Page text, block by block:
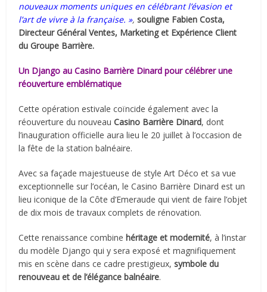
nouveaux moments uniques en célébrant l’évasion et
l’art de vivre à la française. », souligne Fabien Costa,
Directeur Général Ventes, Marketing et Expérience Client
du Groupe Barrière.
Un Django au Casino Barrière Dinard pour célébrer une
réouverture emblématique
Cette opération estivale coïncide également avec la
réouverture du nouveauCasino Barrière Dinard, dont
l’inauguration officielle aura lieu le 20 juillet à l’occasion de
la fête de la station balnéaire.
Avec sa façade majestueuse de style Art Déco et sa vue
exceptionnelle sur l’océan, le Casino Barrière Dinard est un
lieu iconique de la Côte d’Emeraude qui vient de faire l’objet
de dix mois de travaux complets de rénovation.
Cette renaissance combine héritage et modernité, à l’instar
du modèle Django qui y sera exposé et magnifiquement
mis en scène dans ce cadre prestigieux,symbole du
renouveau et de l’élégance balnéaire.